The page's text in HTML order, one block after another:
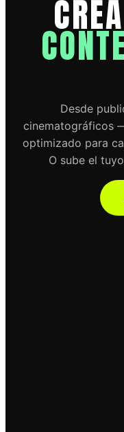
CREA
Desde
cinematográficos
optimizado para
O sube el